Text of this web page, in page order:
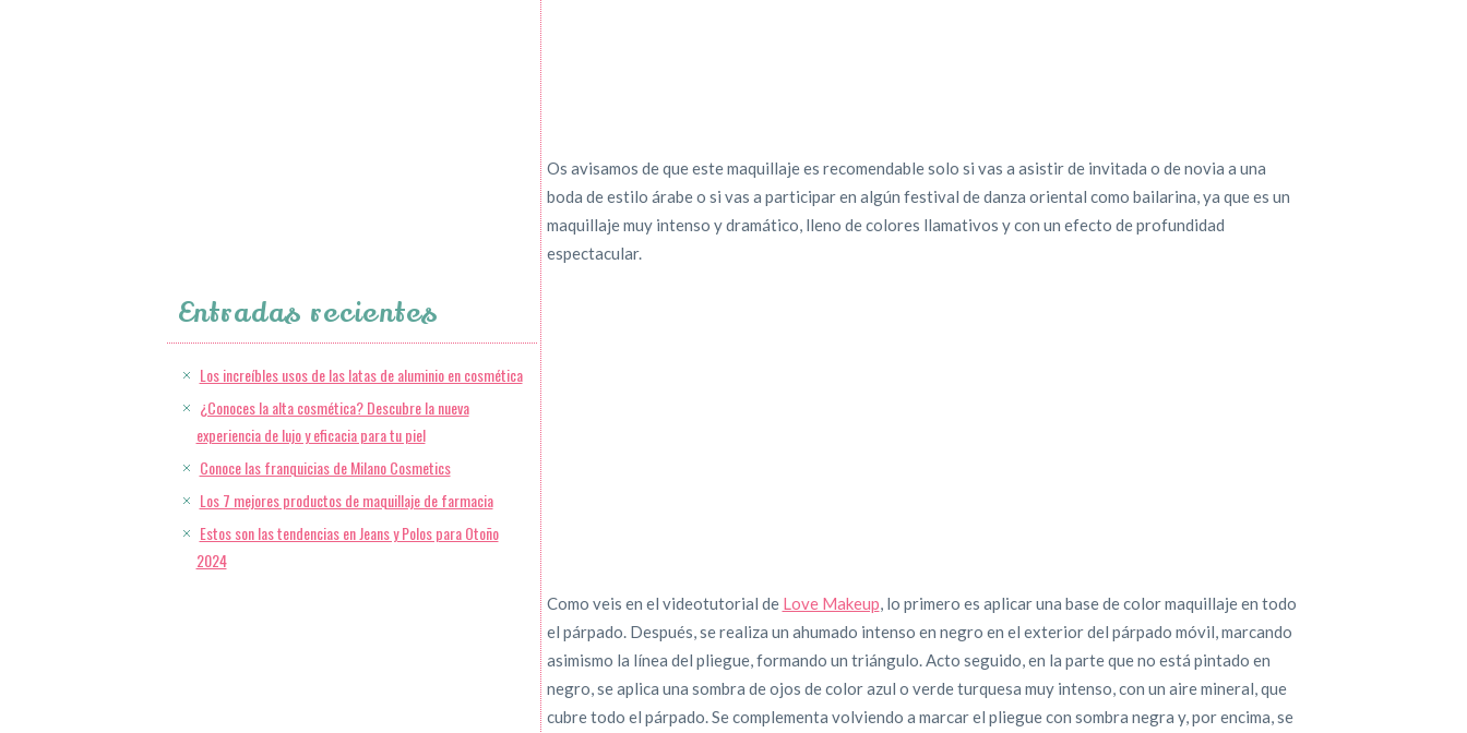
Entradas recientes
Los increíbles usos de las latas de aluminio en cosmética
¿Conoces la alta cosmética? Descubre la nueva
experiencia de lujo y eficacia para tu piel
Conoce las franquicias de Milano Cosmetics
Los 7 mejores productos de maquillaje de farmacia
Estos son las tendencias en Jeans y Polos para Otoño
2024
Os avisamos de que este maquillaje es recomendable solo si vas a asistir de invitada o de novia a una
boda de estilo árabe o si vas a participar en algún festival de danza oriental como bailarina, ya que es un
maquillaje muy intenso y dramático, lleno de colores llamativos y con un efecto de profundidad
espectacular.
Como veis en el videotutorial de Love Makeup, lo primero es aplicar una base de color maquillaje en todo
el párpado. Después, se realiza un ahumado intenso en negro en el exterior del párpado móvil, marcando
asimismo la línea del pliegue, formando un triángulo. Acto seguido, en la parte que no está pintado en
negro, se aplica una sombra de ojos de color azul o verde turquesa muy intenso, con un aire mineral, que
cubre todo el párpado. Se complementa volviendo a marcar el pliegue con sombra negra y, por encima, se